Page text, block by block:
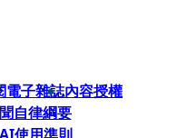
電子雜誌內容授權
自律綱要